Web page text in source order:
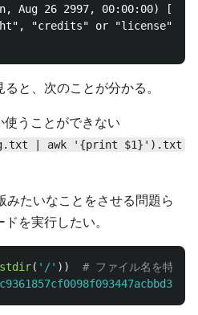
Aug 26 2997, 00:00:00)
"credits" or "license" for
と、次のことが分かる。
うことができない
| awk '{print $1}').txt
たいなことをさせる問題ら
を実行したい。
( ' /' ))